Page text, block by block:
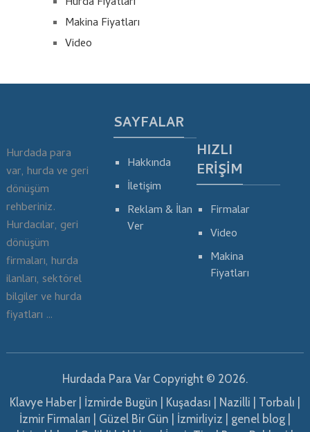
Makina Fiyatları
Video
Hurdada para
var, hurda ve geri
dönüşüm
rehberiniz.
Hurdacılar, geri
dönüşüm
firmaları, hurda
ilanları, sektörel
bilgiler ve hurda
fiyatları …
SAYFALAR
Hakkında
İletişim
Reklam & İlan
Ver
HIZLI
ERIŞIM
Firmalar
Video
Makina
Fiyatları
Hurdada Para VarCopyright © 2026.
Klavye Haber| İzmirde Bugün Kuşadası Nazilli Torbalı
İzmir Firmaları
Güzel Bir Gün İzmirliyiz genel blog|